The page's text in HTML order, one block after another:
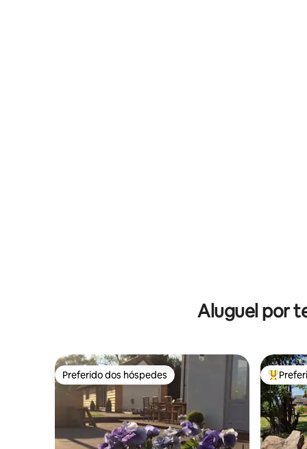
Aluguel por
Preferido dos hóspedes
Preferido dos hóspedes Entre os